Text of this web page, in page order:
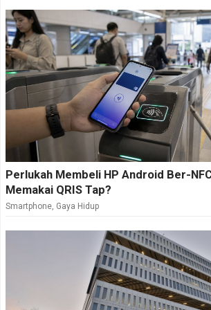
2K.
Ponsel ini langsung menjalankan
antarmuka HiOS 16. Tecno juga
pembaruan sistem operasi Android
pembaruan keamanan. Untuk kelas
komitmen pembaruan seperti ini
semakin banyak konsumen yang
umur pakai perangkat, bukan
saat peluncuran.
speaker stereo Dolby Atmos, NFC,
YouTube Summary, AI Noise
LightMaster 2.0.
Apakah Masuk ke Indonesia?
Perlukah Membeli HP Android Ber-
Memakai QRIS Tap?
Smartphone, Gaya Hidup